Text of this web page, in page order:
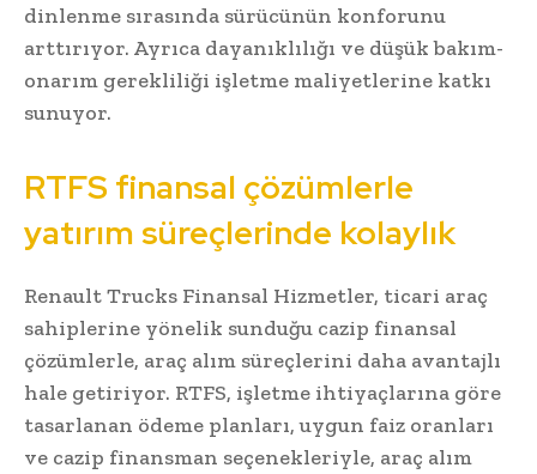
dinlenme sırasında sürücünün konforunu
arttırıyor. Ayrıca dayanıklılığı ve düşük bakım-
onarım gerekliliği işletme maliyetlerine katkı
sunuyor.
RTFS finansal çözümlerle
yatırım süreçlerinde kolaylık
Renault Trucks Finansal Hizmetler, ticari araç
sahiplerine yönelik sunduğu cazip finansal
çözümlerle, araç alım süreçlerini daha avantajlı
hale getiriyor. RTFS, işletme ihtiyaçlarına göre
tasarlanan ödeme planları, uygun faiz oranları
ve cazip finansman seçenekleriyle, araç alım